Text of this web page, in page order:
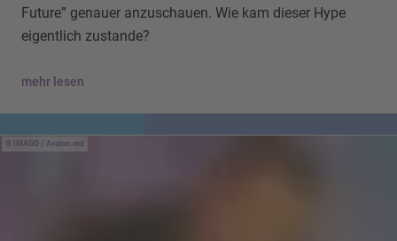
Future” genauer anzuschauen. Wie kam dieser Hype
eigentlich zustande?
mehr lesen
IMAGO / Avalon.red